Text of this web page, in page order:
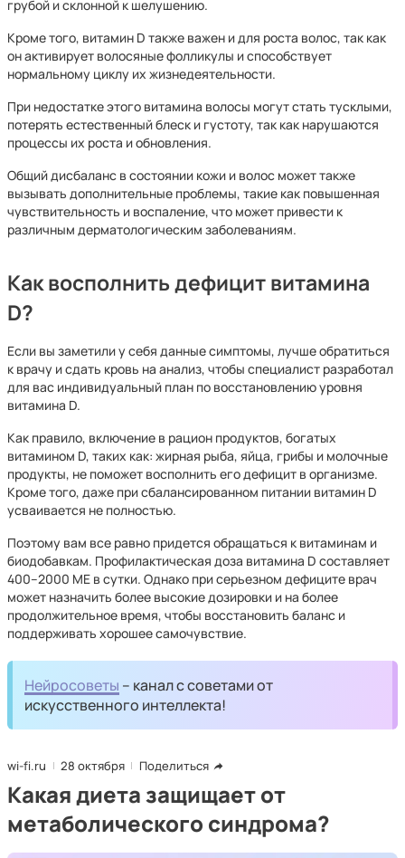
грубой и склонной к шелушению.
Кроме того, витамин D также важен и для роста волос, так как
он активирует волосяные фолликулы и способствует
нормальному циклу их жизнедеятельности.
При недостатке этого витамина волосы могут стать тусклыми,
потерять естественный блеск и густоту, так как нарушаются
процессы их роста и обновления.
Общий дисбаланс в состоянии кожи и волос может также
вызывать дополнительные проблемы, такие как повышенная
чувствительность и воспаление, что может привести к
различным дерматологическим заболеваниям.
Как восполнить дефицит витамина
D?
Если вы заметили у себя данные симптомы, лучше обратиться
к врачу и сдать кровь на анализ, чтобы специалист разработал
для вас индивидуальный план по восстановлению уровня
витамина D.
Как правило, включение в рацион продуктов, богатых
витамином D, таких как: жирная рыба, яйца, грибы и молочные
продукты, не поможет восполнить его дефицит в организме.
Кроме того, даже при сбалансированном питании витамин D
усваивается не полностью.
Поэтому вам все равно придется обращаться к витаминам и
биодобавкам. Профилактическая доза витамина D составляет
400–2000 МЕ в сутки. Однако при серьезном дефиците врач
может назначить более высокие дозировки и на более
продолжительное время, чтобы восстановить баланс и
поддерживать хорошее самочувствие.
Нейросоветы – канал с советами от
искусственного интеллекта!
wi-fi.ru 28 октября Поделиться
Какая диета защищает от
метаболического синдрома?